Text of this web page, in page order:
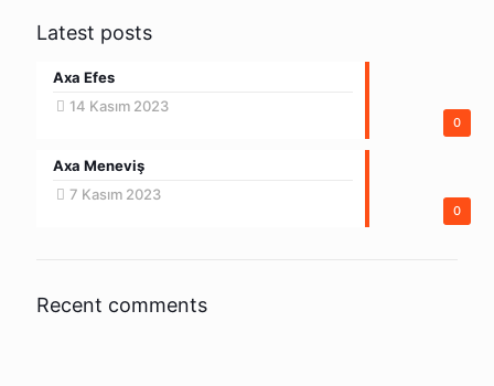
Latest posts
0
Axa Efes
14 Kasım 2023
0
Axa Meneviş
7 Kasım 2023
Recent comments